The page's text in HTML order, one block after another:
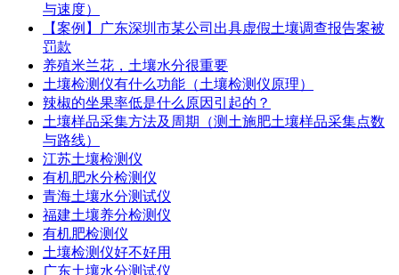
与速度）
【案例】广东深圳市某公司出具虚假土壤调查报告案被
罚款
养殖米兰花，土壤水分很重要
土壤检测仪有什么功能（土壤检测仪原理）
辣椒的坐果率低是什么原因引起的？
土壤样品采集方法及周期（测土施肥土壤样品采集点数
与路线）
江苏土壤检测仪
有机肥水分检测仪
青海土壤水分测试仪
福建土壤养分检测仪
有机肥检测仪
土壤检测仪好不好用
广东土壤水分测试仪